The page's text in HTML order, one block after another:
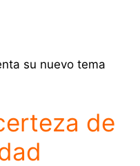
su nuevo tema
de